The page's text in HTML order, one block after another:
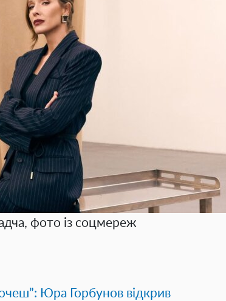
фото із соцмереж
Юра Горбунов відкрив